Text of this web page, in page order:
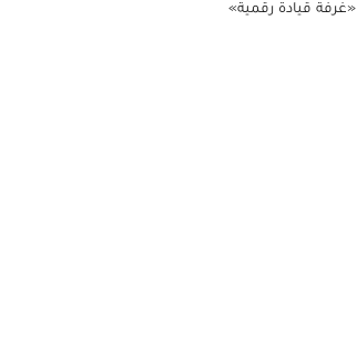
«غرفة قيادة رقمية»